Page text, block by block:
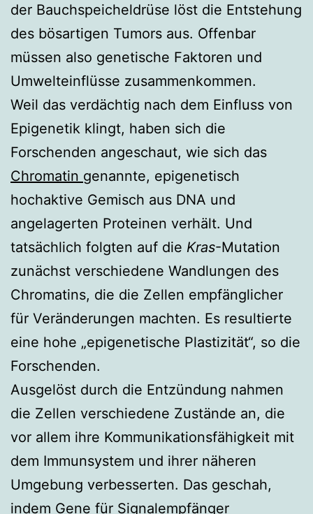
der Bauchspeicheldrüse löst die Entstehung
des bösartigen Tumors aus. Offenbar
müssen also genetische Faktoren und
Umwelteinflüsse zusammenkommen.
Weil das verdächtig nach dem Einfluss von
Epigenetik klingt, haben sich die
Forschenden angeschaut, wie sich das
Chromatin genannte, epigenetisch
hochaktive Gemisch aus DNA und
angelagerten Proteinen verhält. Und
tatsächlich folgten auf die Kras-Mutation
zunächst verschiedene Wandlungen des
Chromatins, die die Zellen empfänglicher
für Veränderungen machten. Es resultierte
eine hohe „epigenetische Plastizität“, so die
Forschenden.
Ausgelöst durch die Entzündung nahmen
die Zellen verschiedene Zustände an, die
vor allem ihre Kommunikationsfähigkeit mit
dem Immunsystem und ihrer näheren
Umgebung verbesserten. Das geschah,
indem Gene für Signalempfänger